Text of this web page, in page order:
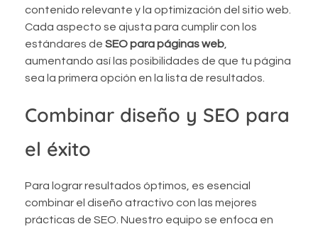
contenido relevante y la optimización del sitio web.
Cada aspecto se ajusta para cumplir con los
estándares de SEO para páginas web
aumentando así las posibilidades de que tu página
sea la primera opción en la lista de resultados.
Combinar diseño y SEO para
el éxito
Para lograr resultados óptimos, es esencial
combinar el diseño atractivo con las mejores
prácticas de SEO. Nuestro equipo se enfoca en